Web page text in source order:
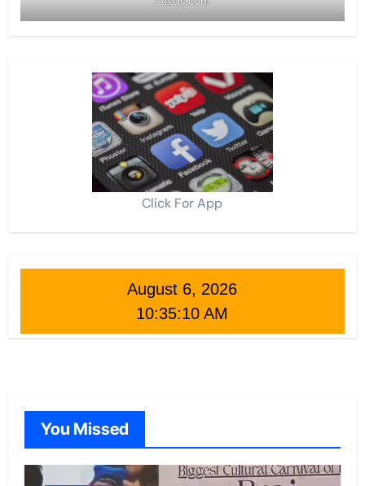
Click For App
August 6, 2026
10:35:11 AM
You Missed